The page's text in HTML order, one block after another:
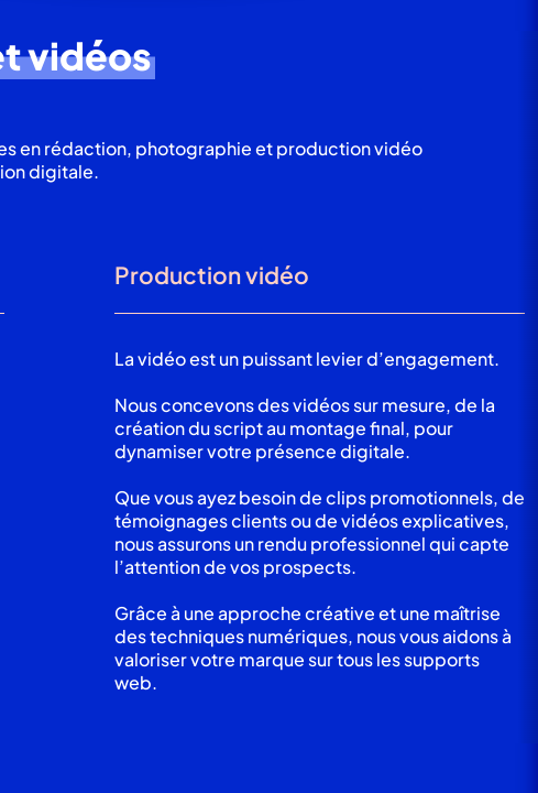
vidéos
en rédaction, photographie et production vidéo
digitale.
Production vidéo
La vidéo est un puissant levier d’engagement.
Nous concevons des vidéos sur mesure, de la
création du script au montage final, pour
dynamiser votre présence digitale.
Que vous ayez besoin de clips promotionnels, de
témoignages clients ou de vidéos explicatives,
nous assurons un rendu professionnel qui capte
l’attention de vos prospects.
Grâce à une approche créative et une maîtrise
des techniques numériques, nous vous aidons à
valoriser votre marque sur tous les supports
web.